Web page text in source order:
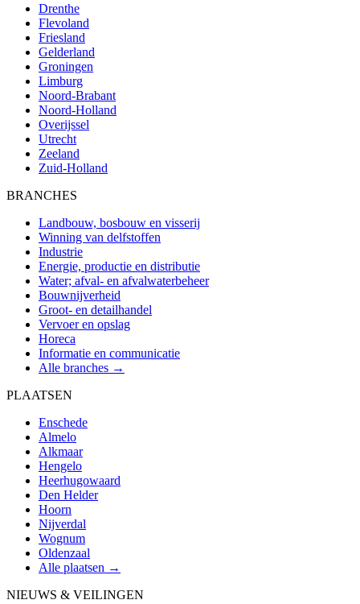
Drenthe
Flevoland
Friesland
Gelderland
Groningen
Limburg
Noord-Brabant
Noord-Holland
Overijssel
Utrecht
Zeeland
Zuid-Holland
BRANCHES
Landbouw, bosbouw en visserij
Winning van delfstoffen
Industrie
Energie, productie en distributie
Water; afval- en afvalwaterbeheer
Bouwnijverheid
Groot- en detailhandel
Vervoer en opslag
Horeca
Informatie en communicatie
Alle branches →
PLAATSEN
Enschede
Almelo
Alkmaar
Hengelo
Heerhugowaard
Den Helder
Hoorn
Nijverdal
Wognum
Oldenzaal
Alle plaatsen →
NIEUWS & VEILINGEN